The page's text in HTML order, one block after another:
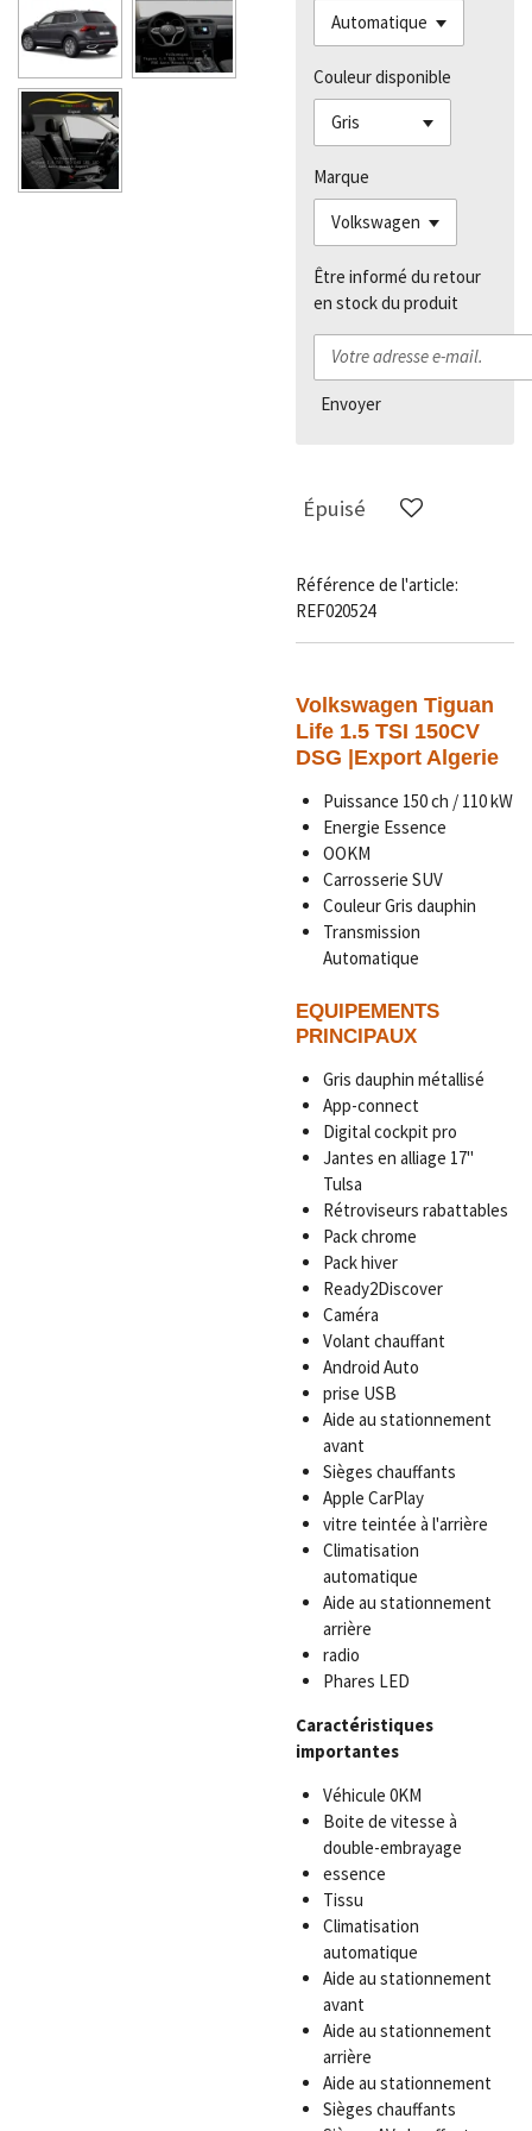
Couleur disponible
Marque
Être informé du retour
en stock du produit
Envoyer
Épuisé
Référence de l'article:
REF020524
Volkswagen Tiguan
Life 1.5 TSI 150CV
DSG |Export Algerie
Puissance 150 ch / 110 kW
Energie Essence
OOKM
Carrosserie SUV
Couleur Gris dauphin
Transmission
Automatique
EQUIPEMENTS
PRINCIPAUX
Gris dauphin métallisé
App-connect
Digital cockpit pro
Jantes en alliage 17"
Tulsa
Rétroviseurs rabattables
Pack chrome
Pack hiver
Ready2Discover
Caméra
Volant chauffant
Android Auto
prise USB
Aide au stationnement
avant
Sièges chauffants
Apple CarPlay
vitre teintée à l'arrière
Climatisation
automatique
Aide au stationnement
arrière
radio
Phares LED
Caractéristiques
importantes
Véhicule 0KM
Boite de vitesse à
double-embrayage
essence
Tissu
Climatisation
automatique
Aide au stationnement
avant
Aide au stationnement
arrière
Aide au stationnement
Sièges chauffants